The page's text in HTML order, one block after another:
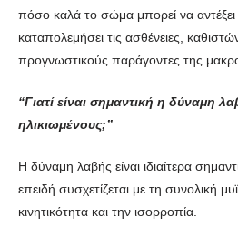
πόσο καλά το σώμα μπορεί να
καταπολεμήσει τις ασθένειες,
προγνωστικούς παράγοντες της
“Γιατί είναι σημαντική η δύναμη
ηλικιωμένους;”
Η δύναμη λαβής είναι ιδιαίτερα
επειδή συσχετίζεται με τη συνολική
κινητικότητα και την ισορροπία.